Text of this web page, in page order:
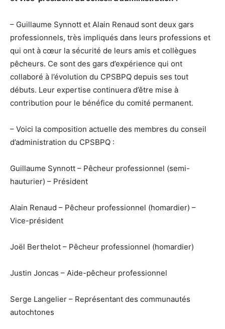
– Guillaume Synnott et Alain Renaud sont deux gars
professionnels, très impliqués dans leurs professions et
qui ont à cœur la sécurité de leurs amis et collègues
pêcheurs. Ce sont des gars d’expérience qui ont
collaboré à l’évolution du CPSBPQ depuis ses tout
débuts. Leur expertise continuera d’être mise à
contribution pour le bénéfice du comité permanent.
– Voici la composition actuelle des membres du conseil
d’administration du CPSBPQ :
Guillaume Synnott – Pêcheur professionnel (semi-
hauturier) – Président
Alain Renaud – Pêcheur professionnel (homardier) –
Vice-président
Joël Berthelot – Pêcheur professionnel (homardier)
Justin Joncas – Aide-pêcheur professionnel
Serge Langelier – Représentant des communautés
autochtones